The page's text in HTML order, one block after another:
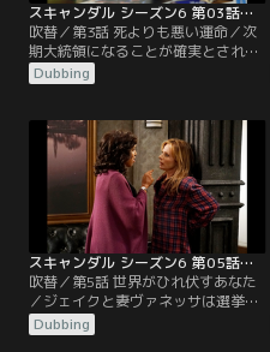
スキャンダル シーズン6 第03話／吹替
吹替／第3話 死よりも悪い運命／次
期大統領になることが確実とされた
サイラスだが、オリヴィアが見つけ
た映像ですべてがひっくり返る。ネ
ていたこの大事件を、FBIが捜査対象
を広げて調べ直すと発表し、渦中の
人となったサイラスはトムからの電
話で自分が窮地に陥っていることを
悟る。一方、オリヴィアの事務所で
は…。
Dubbing
スキャンダル シーズン6 第05話／吹替
吹替／第5話 世界がひれ伏すあなた
／ジェイクと妻ヴァネッサは選挙戦
の後半から冷え込んだ関係になり、
ヴァネッサは過去を一切語らないジ
Dubbing